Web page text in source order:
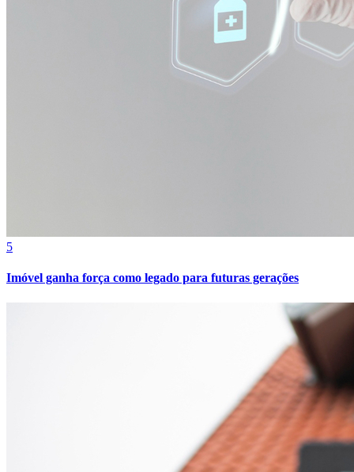
Fortaleza
5
Imóvel ganha força como legado para futuras gerações